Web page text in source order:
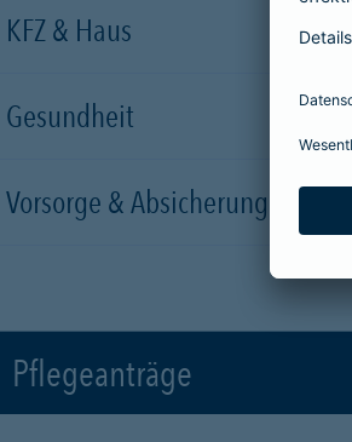
KFZ & Haus
Gesundheit
Vorsorge & Absicherung
Pflegeanträge